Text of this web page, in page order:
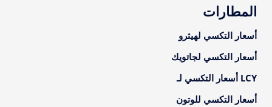
المطارات
أسعار التكسي لهيثرو
أسعار التكسي لجاتويك
LCY أسعار التكسي لـ
أسعار التكسي للوتون